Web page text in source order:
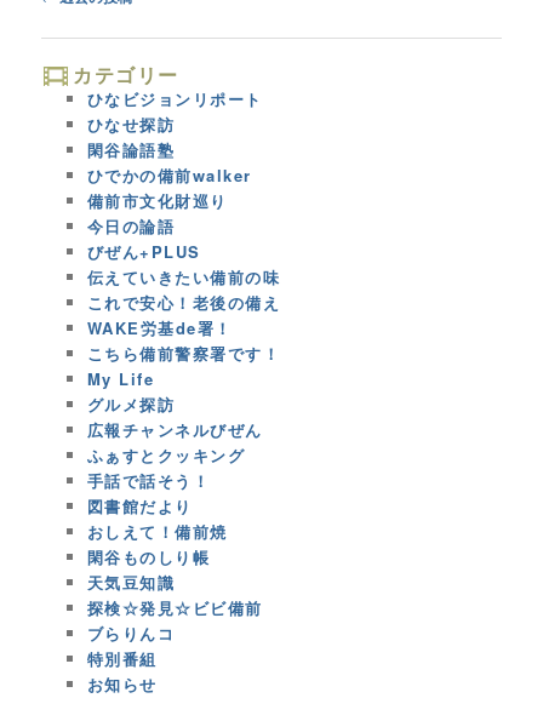
カテゴリー
ひなビジョンリポート
ひなせ探訪
閑谷論語塾
ひでかの備前walker
備前市文化財巡り
今日の論語
びぜん+PLUS
伝えていきたい備前の味
これで安心！老後の備え
WAKE労基de署！
こちら備前警察署です！
My Life
グルメ探訪
広報チャンネルびぜん
ふぁすとクッキング
手話で話そう！
図書館だより
おしえて！備前焼
閑谷ものしり帳
天気豆知識
探検☆発見☆ビビ備前
ブらりんコ
特別番組
お知らせ